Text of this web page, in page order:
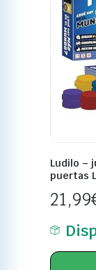
Ludilo –
puertas
21,99